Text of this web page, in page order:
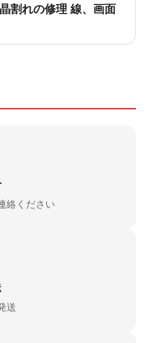
割れの修理 線、画面
絡ください
送